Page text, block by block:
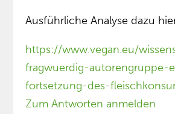
Ausführliche Analyse dazu
https://www.vegan.eu/
fragwuerdig-autorengruppe-
fortsetzung-des-
Zum Antworten anmelden